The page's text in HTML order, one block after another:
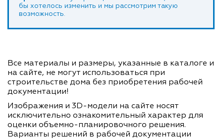
бы хотелось изменить и мы рассмотрим такую
возможность.
Все материалы и размеры, указанные в каталоге и
на сайте, не могут использоваться при
строительстве дома без приобретения рабочей
документации!
Изображения и 3D-модели на сайте носят
исключительно ознакомительный характер для
оценки объемно-планировочного решения.
Варианты решений в рабочей документации